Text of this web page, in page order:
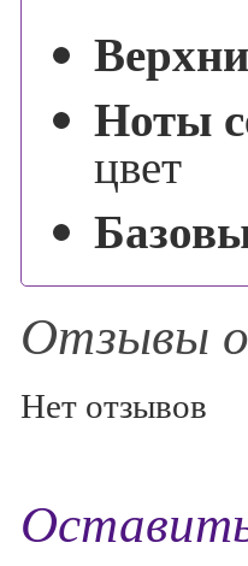
Ноты
цвет
Отзывы
Нет отзывов